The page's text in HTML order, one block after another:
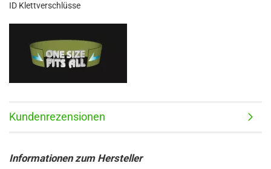
ID Klettverschlüsse
Kundenrezensionen